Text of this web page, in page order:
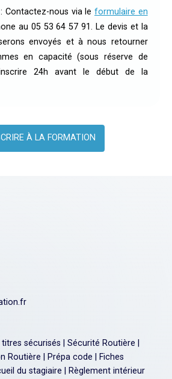
Contactez-nous via le formulaire en
au 05 53 64 57 91. Le devis et la
envoyés et à nous retourner
en capacité (sous réserve de
24h avant le début de la
À LA FORMATION
sécurisés
Sécurité Routière
Routière
Prépa code
Fiches
du stagiaire Règlement intérieur